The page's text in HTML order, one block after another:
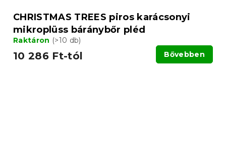
CHRISTMAS TREES piros karácsonyi
mikroplüss báránybőr pléd
Raktáron (>10 db)
10 286 Ft-tól Bővebben